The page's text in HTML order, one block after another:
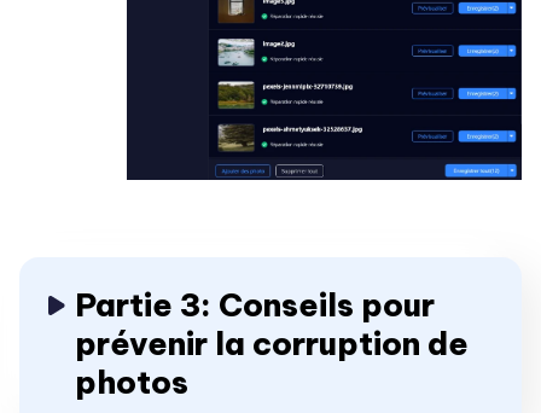
Partie 3: Conseils pour
prévenir la corruption de
photos